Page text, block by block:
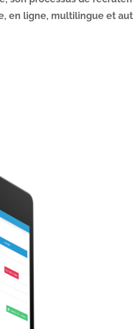
en ligne, multilingue et